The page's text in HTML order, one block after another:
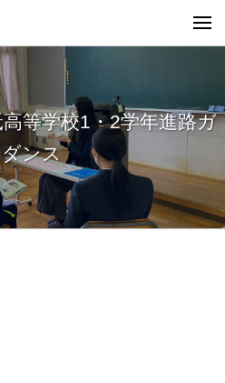
等学校1・2学年進路ガ
ンス